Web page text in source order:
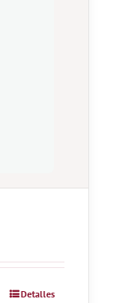
Detalles